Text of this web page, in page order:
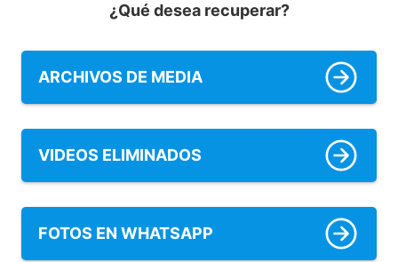
¿Qué desea recuperar?
ARCHIVOS DE MEDIA
VIDEOS ELIMINADOS
FOTOS EN WHATSAPP